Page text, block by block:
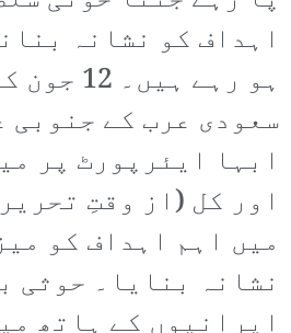
اہداف کو نشانہ
ہو رہے
سعودی عرب کے جنوبی
ابہا ایئرپورٹ پر
اور کل (از وقتِ
میں اہم اہداف کو
نشانہ بنایا۔ حوثی